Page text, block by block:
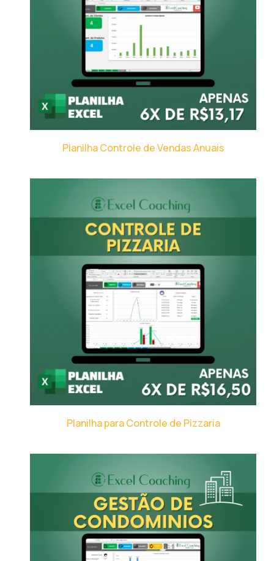
Planilha Controle de Vendas Anuais
Planilha para Controle de Pizzaria